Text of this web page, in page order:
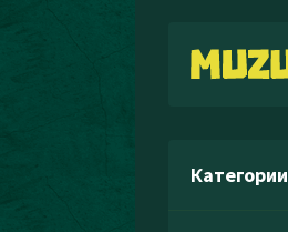
Категории